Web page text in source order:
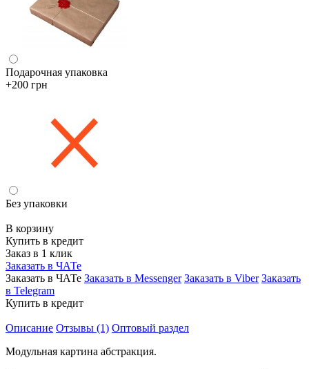
Подарочная упаковка
+200 грн
Без упаковки
В корзину
Купить в кредит
Заказ в 1 клик
Заказать в ЧАТе
Заказать в ЧАТе Заказать в Messenger Заказать в Viber Заказать
в Telegram
Купить в кредит
Описание Отзывы (1) Оптовый раздел
Модульная картина абстракция.